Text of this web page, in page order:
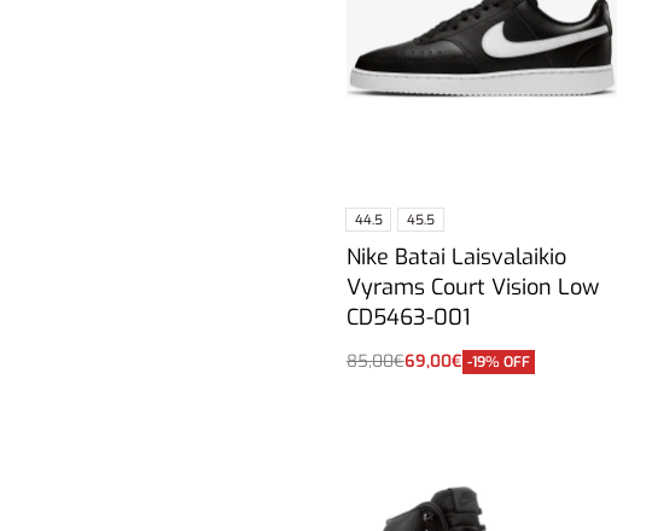
44.5 45.5
Nike Batai Laisvalaikio
Vyrams Court Vision Low
CD5463-001
85,00€69,00€ -19% OFF